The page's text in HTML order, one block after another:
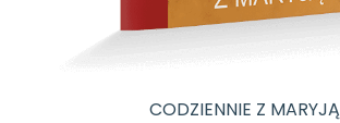
CODZIENNIE Z MARYJĄ